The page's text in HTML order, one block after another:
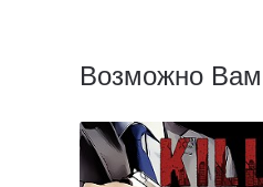
Возможно Вам